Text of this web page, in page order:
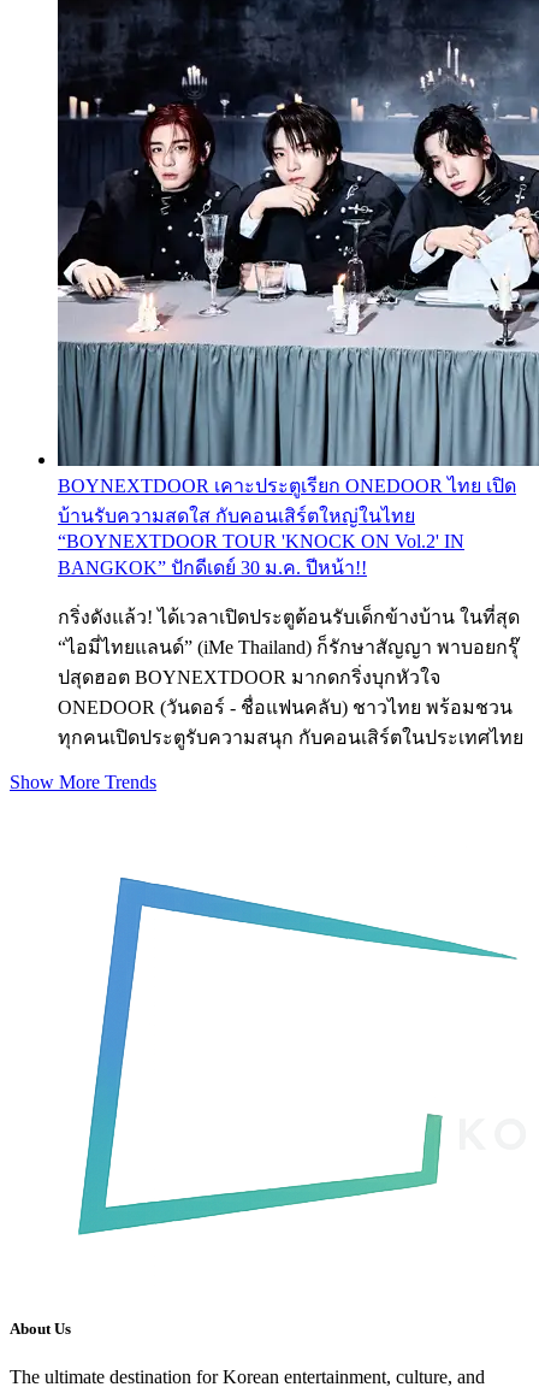
BOYNEXTDOOR เคาะประตูเรียก ONEDOOR ไทย เปิด
บ้านรับความสดใส กับคอนเสิร์ตใหญ่ในไทย
“BOYNEXTDOOR TOUR 'KNOCK ON Vol.2' IN
BANGKOK” ปักดีเดย์ 30 ม.ค. ปีหน้า!!
กริ่งดังแล้ว! ได้เวลาเปิดประตูต้อนรับเด็กข้างบ้าน ในที่สุด
“ไอมี่ไทยแลนด์” (iMe Thailand) ก็รักษาสัญญา พาบอยกรุ๊
ปสุดฮอต BOYNEXTDOOR มากดกริ่งบุกหัวใจ
ONEDOOR (วันดอร์ - ชื่อแฟนคลับ) ชาวไทย พร้อมชวน
ทุกคนเปิดประตูรับความสนุก กับคอนเสิร์ตในประเทศไทย
Show More Trends
About Us
The ultimate destination for Korean entertainment, culture, and